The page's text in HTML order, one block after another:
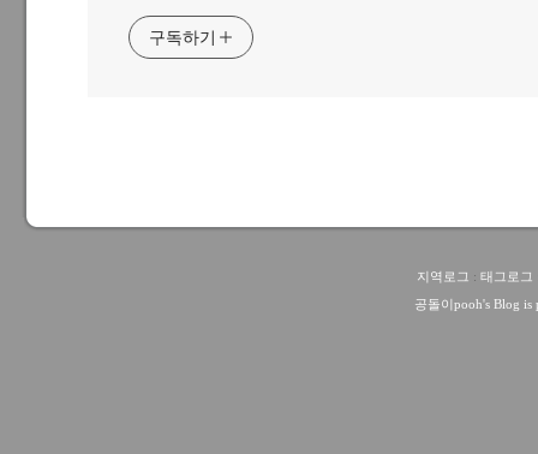
구독하기
지역로그 : 태그로그
공돌이pooh's Blog is